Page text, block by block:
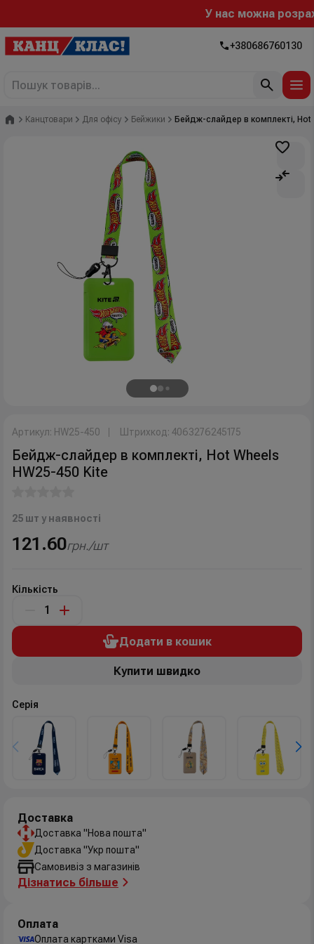
У нас можна
+380686760130
Головна
Канцтовари Для офісу Бейжики Бейдж-слайдер в комплекті, Hot
Артикул: HW25-450 Штрихкод: 4063276245175
Бейдж-слайдер в комплекті, Hot Wheels
HW25-450 Kite
25 шт у наявності
121.60грн./шт
Кількість
Додати в кошик
Купити швидко
Серія
Доставка
Доставка "Нова пошта"
Доставка "Укр пошта"
Самовивіз з магазинів
Дізнатись більше
Оплата
Оплата картками Visa